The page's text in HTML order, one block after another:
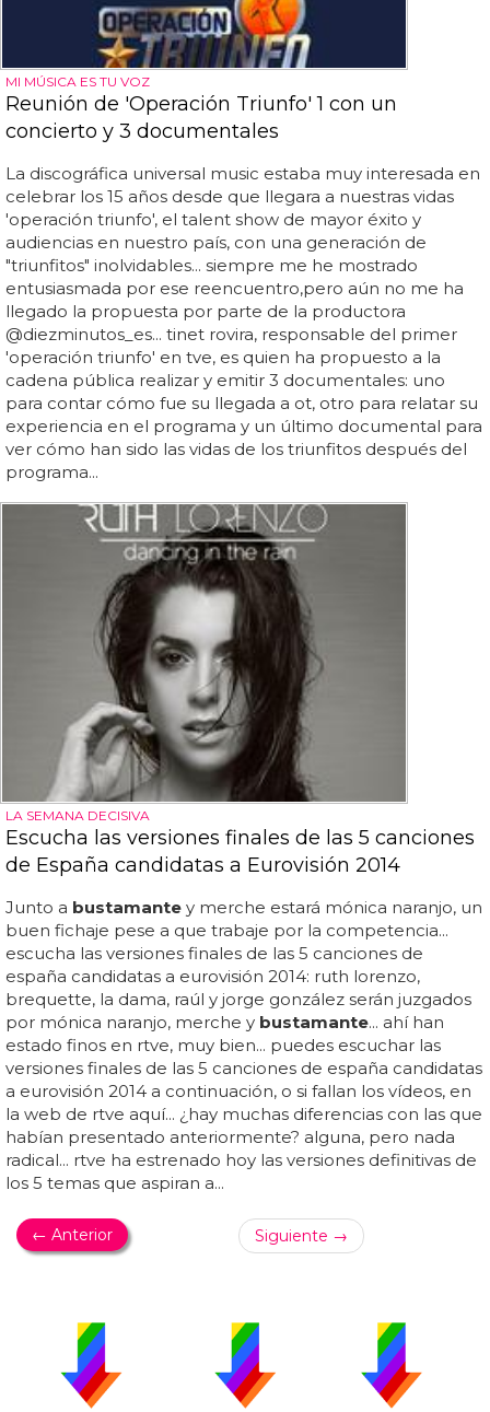
MI MÚSICA ES TU VOZ
Reunión de 'Operación Triunfo' 1 con un
concierto y 3 documentales
La discográfica universal music estaba muy interesada en
celebrar los 15 años desde que llegara a nuestras vidas
'operación triunfo', el talent show de mayor éxito y
audiencias en nuestro país, con una generación de
"triunfitos" inolvidables... siempre me he mostrado
entusiasmada por ese reencuentro,pero aún no me ha
llegado la propuesta por parte de la productora
@diezminutos_es... tinet rovira, responsable del primer
'operación triunfo' en tve, es quien ha propuesto a la
cadena pública realizar y emitir 3 documentales: uno
para contar cómo fue su llegada a ot, otro para relatar su
experiencia en el programa y un último documental para
ver cómo han sido las vidas de los triunfitos después del
programa...
LA SEMANA DECISIVA
Escucha las versiones finales de las 5 canciones
de España candidatas a Eurovisión 2014
Junto a bustamante y merche estará mónica naranjo, un
buen fichaje pese a que trabaje por la competencia...
escucha las versiones finales de las 5 canciones de
españa candidatas a eurovisión 2014: ruth lorenzo,
brequette, la dama, raúl y jorge gonzález serán juzgados
por mónica naranjo, merche y bustamante... ahí han
estado finos en rtve, muy bien... puedes escuchar las
versiones finales de las 5 canciones de españa candidatas
a eurovisión 2014 a continuación, o si fallan los vídeos, en
la web de rtve aquí... ¿hay muchas diferencias con las que
habían presentado anteriormente? alguna, pero nada
radical... rtve ha estrenado hoy las versiones definitivas de
los 5 temas que aspiran a...
← Anterior Siguiente →